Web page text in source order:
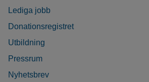
Lediga jobb
Donationsregistret
Utbildning
Pressrum
Nyhetsbrev